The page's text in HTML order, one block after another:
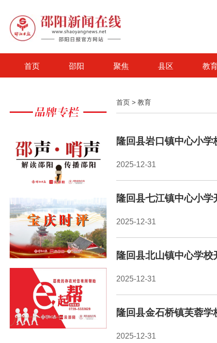
首页 邵阳 聚焦 县区 教
首页 > 教育
隆回县岩口镇中心小
2025-12-31
隆回县七江镇中心小
2025-12-31
隆回县北山镇中心学
2025-12-31
隆回县金石桥镇芙蓉
2025-12-31